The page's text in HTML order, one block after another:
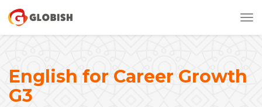
English for Career Growth
G3